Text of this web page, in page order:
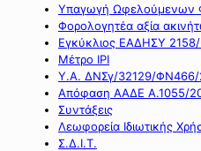
Υπαγωγή Ωφελούμενων
Φορολογητέα αξία
Εγκύκλιος ΕΑΔΗΣΥ
Μέτρο IPI
Υ.Α. ΔΝΣγ/32129/ΦΝ466/
Απόφαση ΑΑΔΕ Α.1055/
Συντάξεις
Λεωφορεία Ιδιωτικής
Σ.Δ.Ι.Τ.